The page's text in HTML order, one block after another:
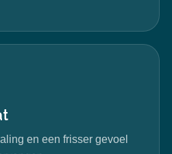
en een frisser gevoel